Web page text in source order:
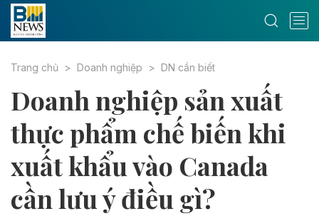
Trang chủ Doanh nghiệp DN cần biết
Doanh nghiệp sản xuất
thực phẩm chế biến khi
xuất khẩu vào Canada
cần lưu ý điều gì?